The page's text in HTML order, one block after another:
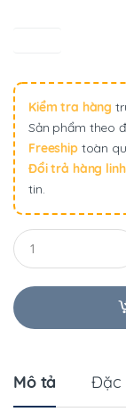
Kiểm tra hàng
Sản phẩm theo
Freeshiptoàn
Đổi trả hàng
tin.
Q
u
a
t
i
Mô tả Đặc